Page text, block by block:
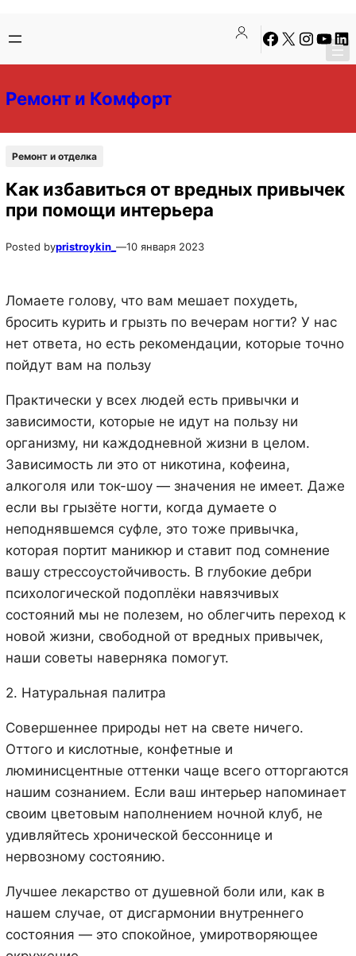
содержимому
содержимому
Facebook
X Instagram
Ремонт и Комфорт
Ремонт и отделка
Как избавиться от вредных привычек
при помощи интерьера
Posted bypristroykin_ —10 января 2023
Ломаете голову, что вам мешает похудеть,
бросить курить и грызть по вечерам ногти? У нас
нет ответа, но есть рекомендации, которые точно
пойдут вам на пользу
Практически у всех людей есть привычки и
зависимости, которые не идут на пользу ни
организму, ни каждодневной жизни в целом.
Зависимость ли это от никотина, кофеина,
алкоголя или ток-шоу — значения не имеет. Даже
если вы грызёте ногти, когда думаете о
неподнявшемся суфле, это тоже привычка,
которая портит маникюр и ставит под сомнение
вашу стрессоустойчивость. В глубокие дебри
психологической подоплёки навязчивых
состояний мы не полезем, но облегчить переход к
новой жизни, свободной от вредных привычек,
наши советы наверняка помогут.
2. Натуральная палитра
Совершеннее природы нет на свете ничего.
Оттого и кислотные, конфетные и
люминисцентные оттенки чаще всего отторгаются
нашим сознанием. Если ваш интерьер напоминает
своим цветовым наполнением ночной клуб, не
удивляйтесь хронической бессоннице и
нервозному состоянию.
Лучшее лекарство от душевной боли или, как в
нашем случае, от дисгармонии внутреннего
состояния — это спокойное, умиротворяющее